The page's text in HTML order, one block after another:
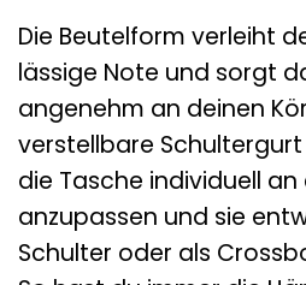
Die Beutelform verleiht
lässige Note und sorgt
angenehm an deinen
verstellbare
die Tasche individuell
anzupassen und sie
Schulter oder als